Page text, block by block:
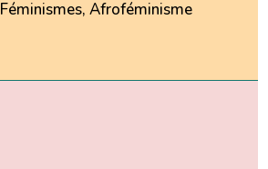
Féminismes, Afroféminisme